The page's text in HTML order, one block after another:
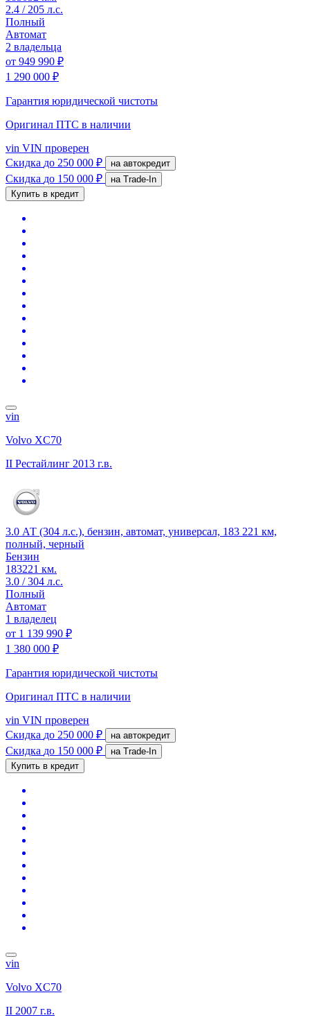
2.4 / 205 л.с.
Полный
Автомат
2 владельца
от 949 990 ₽
1 290 000 ₽
Гарантия юридической чистоты
Оригинал ПТС в наличии
vin VIN проверен
Скидка до 250 000 ₽ на автокредит
Скидка до 150 000 ₽
на Trade-In
Купить в кредит
vin
Volvo XC70
II Рестайлинг 2013 г.в.
3.0 АТ (304 л.с.), бензин, автомат, универсал, 183 221 км,
полный, черный
Бензин
183221 км.
3.0 / 304 л.с.
Полный
Автомат
1 владелец
от 1 139 990 ₽
1 380 000 ₽
Гарантия юридической чистоты
Оригинал ПТС в наличии
vin VIN проверен
Скидка до 250 000 ₽ на автокредит
Скидка до 150 000 ₽
на Trade-In
Купить в кредит
vin
Volvo XC70
II 2007 г.в.